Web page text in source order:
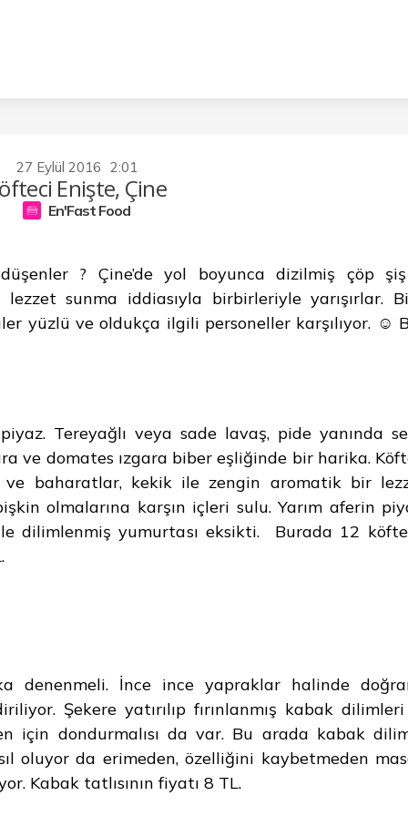
27 Eylül 2016 2:01
Enişte, Çine
En'Fast Food
? Çine’de yol boyunca dizilmiş çöp
sunma iddiasıyla birbirleriyle yarışırlar.
yüzlü ve oldukça ilgili personeller karşılıyor. ☺️
Tereyağlı veya sade lavaş, pide yanında
ve domates ızgara biber eşliğinde bir harika.
ve baharatlar, kekik ile zengin aromatik bir
olmalarına karşın içleri sulu. Yarım aferin
dilimlenmiş yumurtası eksikti. Burada 12
denenmeli. İnce ince yapraklar halinde
Şekere yatırılıp fırınlanmış kabak
için dondurmalısı da var. Bu arada kabak
oluyor da erimeden, özelliğini kaybetmeden
Kabak tatlısının fiyatı 8 TL.